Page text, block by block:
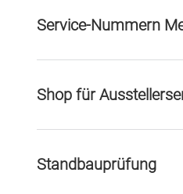
Service-Nummern
Shop für
Standbauprüfung